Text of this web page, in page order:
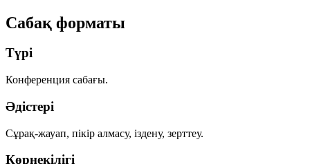
Сабақ форматы
Түрі
Конференция сабағы.
Әдістері
Сұрақ-жауап, пікір алмасу, іздену, зерттеу.
Көрнекілігі